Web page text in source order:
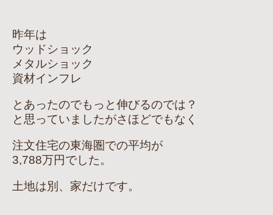
昨年は
ウッドショック
メタルショック
資材インフレ
とあったのでもっと伸びるのでは？
と思っていましたがさほどでもなく
注文住宅の東海圏での平均が
3,788万円でした。
土地は別、家だけです。